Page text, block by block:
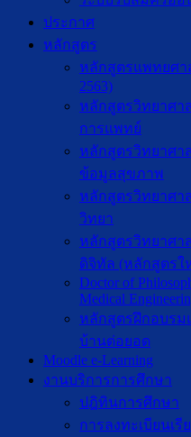
ประกาศ
หลักสูตร
หลักสูตรแพทยศ
2563)
หลักสูตรวิทยาศ
การแพทย์
หลักสูตรวิทยาศ
ข้อมูลสุขภาพ
หลักสูตรวิทยาศ
วิทยา
หลักสูตรวิทยาศ
ดิจิทัล (หลักสูตรใ
Doctor of
Medical
หลักสูตรฝึกอบรม
บ้านต่อยอด
Moodle e-Learning
งานบริการการศึกษา
ปฎิทินการศึกษา
การลงทะเบียนเรี